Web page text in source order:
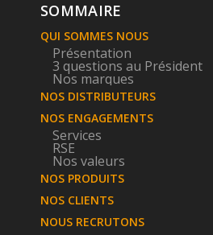
SOMMAIRE
QUI SOMMES NOUS
Présentation
3 questions au Président
Nos marques
NOS DISTRIBUTEURS
NOS ENGAGEMENTS
Services
RSE
Nos valeurs
NOS PRODUITS
NOS CLIENTS
NOUS RECRUTONS